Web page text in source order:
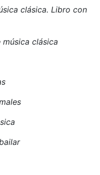
clásica. Libro con
clásica